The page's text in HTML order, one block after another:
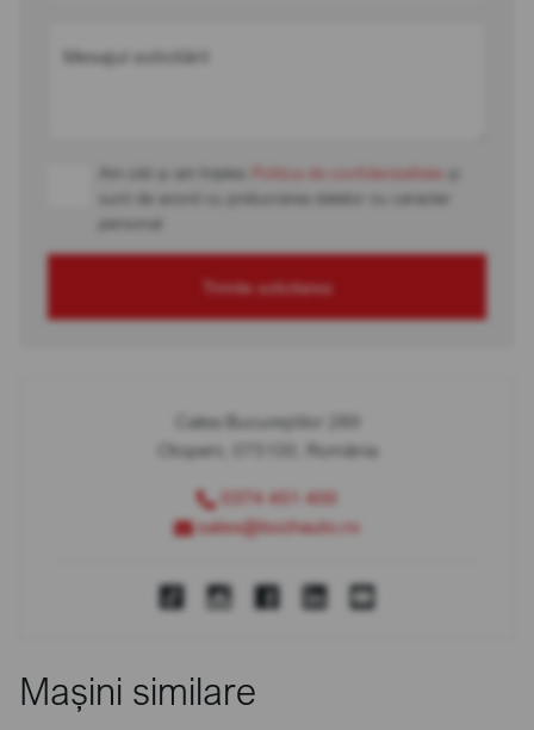
Mesajul solicitării
Am citit și am înțeles Politica de confidențialitate
sunt de acord cu prelucrarea datelor cu caracter
personal
Trimite solicitarea
Calea Bucureștilor 289
Otopeni, 075100, România
0374 451 400
sales@bcchauto.ro
Mașini similare